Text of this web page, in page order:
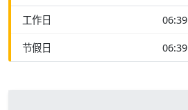
工作日 06:39
节假日 06:39